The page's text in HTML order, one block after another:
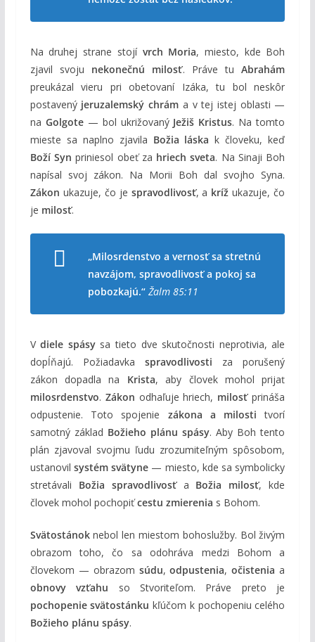
Na druhej strane stojí vrch Moria, miesto, kde Boh
zjavil svoju nekonečnú milosť. Práve tuAbrahám
preukázal vieru pri obetovaní Izáka, tu bol neskôr
postavený jeruzalemský chrám a v tej istej oblasti —
na Golgote— bol ukrižovaný Ježiš Kristus. Na tomto
mieste sa naplno zjavila Božia láska k človeku, keď
Boží Syn priniesol obeť za hriech sveta. Na Sinaji Boh
napísal svoj zákon. Na Morii Boh dal svojho Syna.
Zákon ukazuje, čo je spravodlivosť, a kríž ukazuje, čo
je milosť.
„Milosrdenstvo a vernosť sa stretnú
navzájom, spravodlivosť a pokoj sa
pobozkajú.“ Žalm 85:11
Vdiele spásysa tieto dve skutočnosti neprotivia, ale
dopĺňajú. Požiadavka spravodlivosti za porušený
zákon dopadla na Krista, aby človek mohol prijať
milosrdenstvo. Zákon odhaľuje hriech, milosťprináša
odpustenie. Toto spojenie zákona a milosti tvorí
samotný základ Božieho plánu spásy. Aby Boh tento
plán zjavoval svojmu ľudu zrozumiteľným spôsobom,
ustanovil systém svätyne — miesto, kde sa symbolicky
stretávali Božia spravodlivosťa Božia milosť, kde
človek mohol pochopiťcestu zmierenia s Bohom.
Svätostánoknebol len miestom bohoslužby. Bol živým
obrazom toho, čo sa odohráva medzi Bohom a
človekom — obrazom súdu,odpustenia,očistenia a
obnovy vzťahu so Stvoriteľom. Práve preto je
pochopenie svätostánku kľúčom k pochopeniu celého
Božieho plánu spásy.